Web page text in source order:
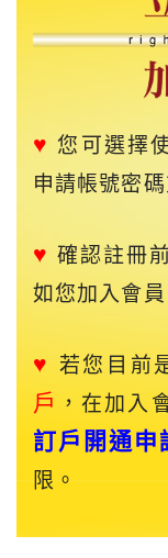
♥ 您可選擇
申請帳號密
♥ 確認註冊
如您加入會
♥ 若您目前
戶 ，在加入
訂戶開通申
限。